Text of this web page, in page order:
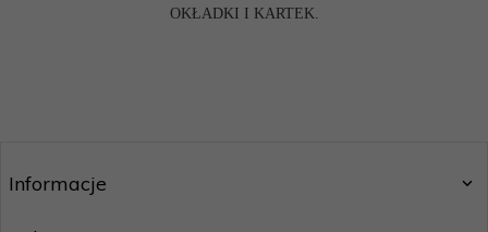
OKŁADKI I KARTEK.
Informacje